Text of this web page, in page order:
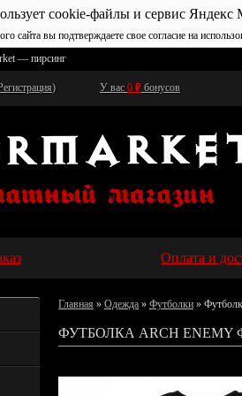
cookie-файлы и сервис Яндекс
сайта вы подтверждаете свое согласие на
— пирсинг
) У вас 0 ₽ бонусов
Оплата и
Главная » Одежда » Футболки »
ФУТБОЛКА ARCH ENEMY